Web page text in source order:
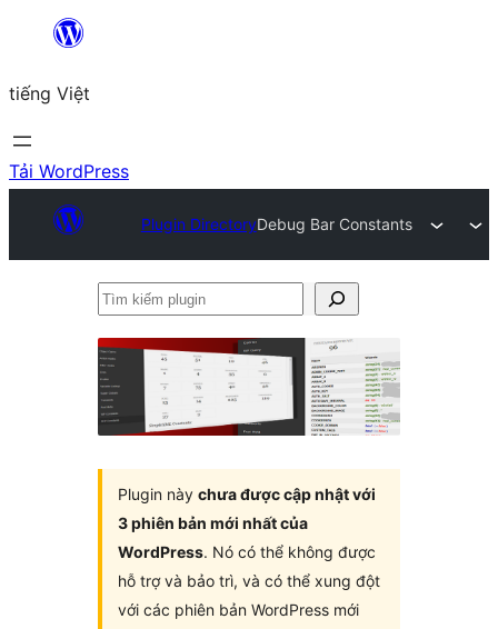
Chuyển
phần
nội
dung
tiếng Việt
Tải WordPress
Plugin DirectoryDebug Bar Constants
Tìm
plugin
Plugin này chưa được cập nhật với
3 phiên bản mới nhất của
WordPress. Nó có thể không được
hỗ trợ và bảo trì, và có thể xung đột
với các phiên bản WordPress mới